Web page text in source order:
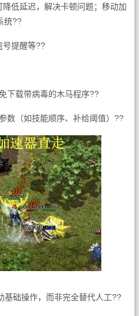
低延迟，解决卡顿问题；移动加
统??
号提醒等??
下载带病毒的木马程序??
数（如技能顺序、补给阈值）??
基础操作，而非完全替代人工??